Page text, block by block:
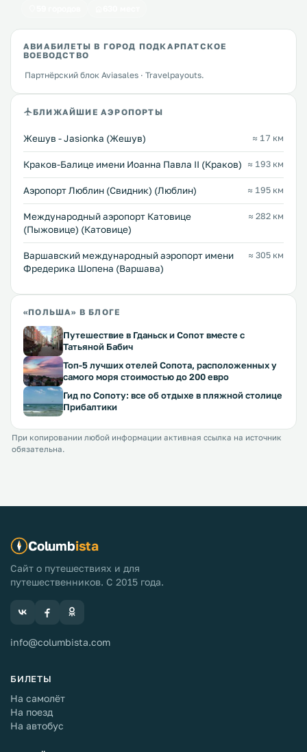
АВИАБИЛЕТЫ В ГОРОД ПОДКАРПАТСКОЕ
ВОЕВОДСТВО
Партнёрский блок Aviasales · Travelpayouts.
БЛИЖАЙШИЕ АЭРОПОРТЫ
Жешув - Jasionka (Жешув) ≈ 17 км
Краков-Балице имени Иоанна Павла II (Краков) ≈ 193 км
Аэропорт Люблин (Свидник) (Люблин) ≈ 195 км
Международный аэропорт Катовице
(Пыжовице) (Катовице)
≈ 282 км
Варшавский международный аэропорт имени
Фредерика Шопена (Варшава)
≈ 305 км
«ПОЛЬША» В БЛОГЕ
Путешествие в Гданьск и Сопот вместе с
Татьяной Бабич
Топ-5 лучших отелей Сопота, расположенных у
самого моря стоимостью до 200 евро
Гид по Сопоту: все об отдыхе в пляжной столице
Прибалтики
При копировании любой информации активная ссылка на источник
обязательна.
Columbista
Сайт о путешествиях и для
путешественников. С 2015 года.
info@columbista.com
БИЛЕТЫ
На самолёт
На поезд
На автобус